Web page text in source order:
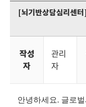
[뇌기반상담심리센
작성
자
관리
자
안녕하세요. 글로